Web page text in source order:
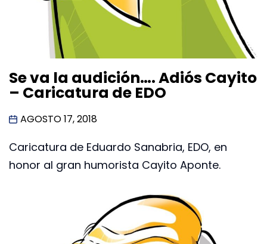
Se va la audición…. Adiós Cayito
– Caricatura de EDO
AGOSTO 17, 2018
Caricatura de Eduardo Sanabria, EDO, en
honor al gran humorista Cayito Aponte.